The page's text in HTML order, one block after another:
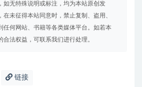
如无特殊说明或标注，均为本站原创发
在未征得本站同意时，禁止复制、盗用、
任何网站、书籍等各类媒体平台。如若本
合法权益，可联系我们进行处理。
链接